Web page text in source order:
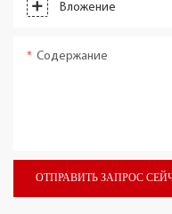
Вложение
Содержание
ОТПРАВИТЬ ЗАПРОС